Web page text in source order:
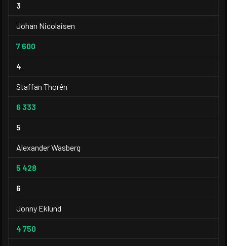
3
Johan Nicolaisen
7 600
4
Staffan Thorén
6 333
5
Alexander Wasberg
5 428
6
Jonny Eklund
4 750